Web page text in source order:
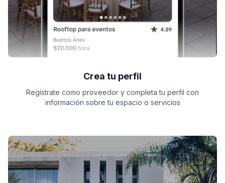
Crea tu perfil
Regístrate como proveedor y completa tu perfil con
información sobre tu espacio o servicios